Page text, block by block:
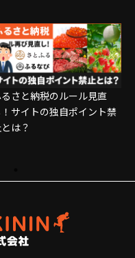
期のEコマース市場。中
零細事業者が生き残るため
の一手とは？